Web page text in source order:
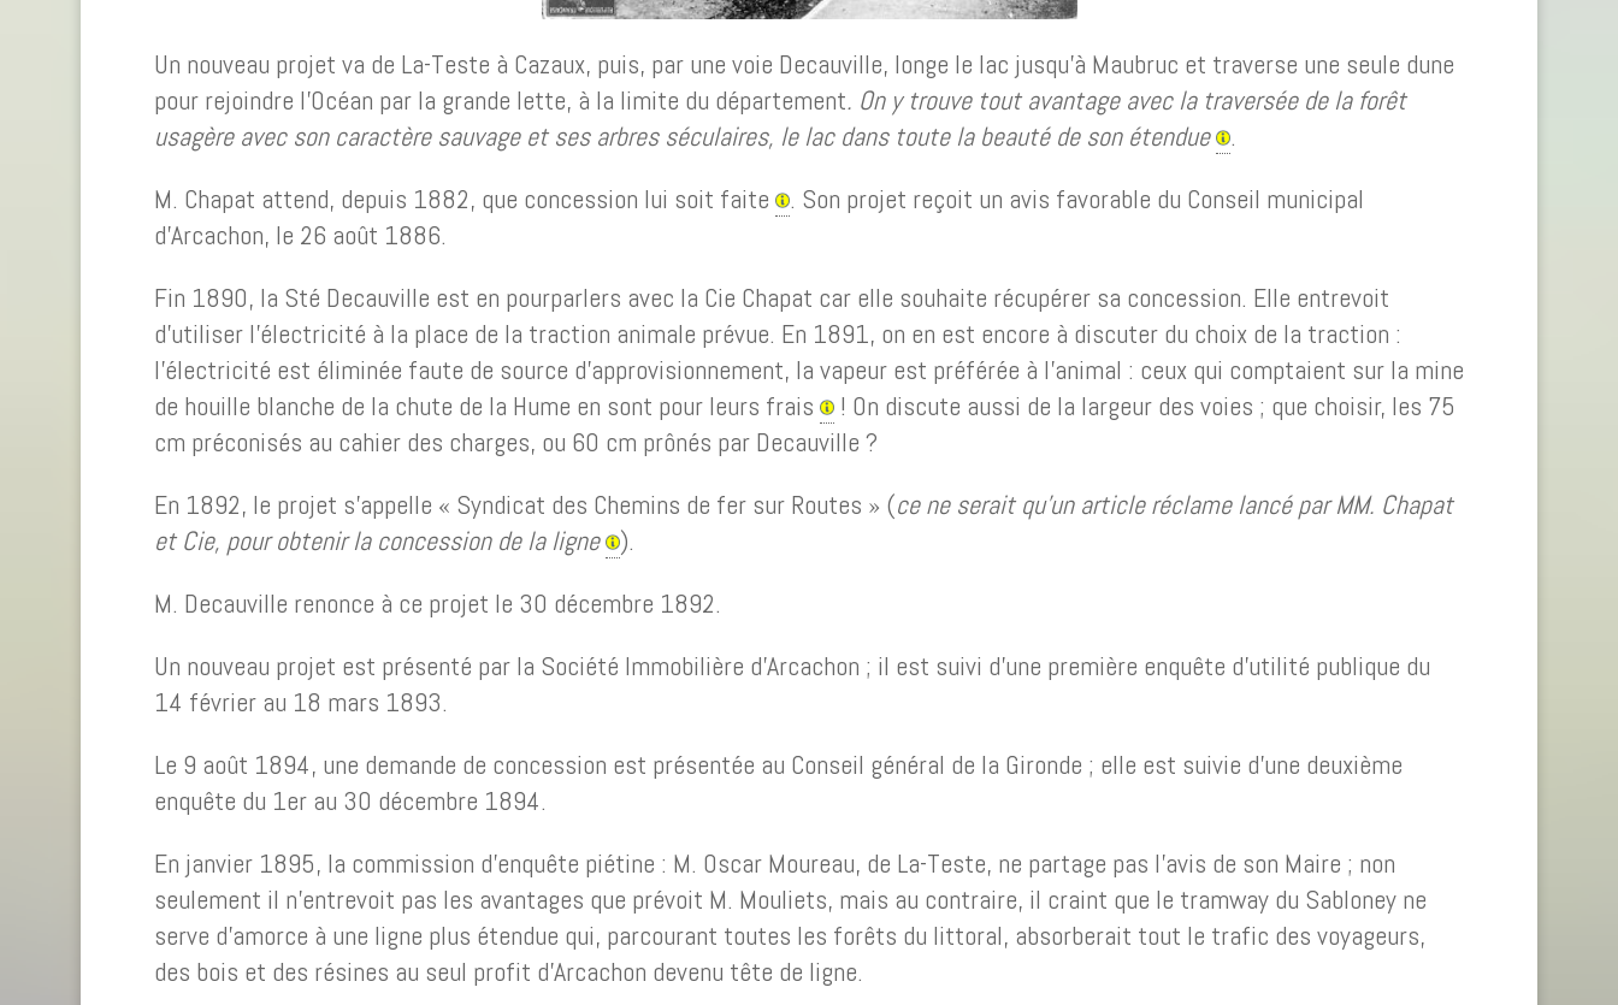
Un nouveau projet va de La-Teste à Cazaux, puis, par une voie Decauville, longe le lac jusqu’à Maubruc et traverse une seule dune
pour rejoindre l’Océan par la grande lette, à la limite du département. On y trouve tout avantage avec la traversée de la forêt
usagère avec son caractère sauvage et ses arbres séculaires, le lac dans toute la beauté de son étendue
.
M. Chapat attend, depuis 1882, que concession lui soit faite
. Son projet reçoit un avis favorable du Conseil municipal
d’Arcachon, le 26 août 1886.
Fin 1890, la Sté Decauville est en pourparlers avec la Cie Chapat car elle souhaite récupérer sa concession. Elle entrevoit
d’utiliser l’électricité à la place de la traction animale prévue. En 1891, on en est encore à discuter du choix de la traction :
l’électricité est éliminée faute de source d’approvisionnement, la vapeur est préférée à l’animal : ceux qui comptaient sur la mine
de houille blanche de la chute de la Hume en sont pour leurs frais
! On discute aussi de la largeur des voies ; que choisir, les 75
cm préconisés au cahier des charges, ou 60 cm prônés par Decauville ?
En 1892, le projet s’appelle « Syndicat des Chemins de fer sur Routes » (ce ne serait qu’un article réclame lancé par MM. Chapat
et Cie, pour obtenir la concession de la ligne
).
M. Decauville renonce à ce projet le 30 décembre 1892.
Un nouveau projet est présenté par la Société Immobilière d’Arcachon ; il est suivi d’une première enquête d’utilité publique du
14 février au 18 mars 1893.
Le 9 août 1894, une demande de concession est présentée au Conseil général de la Gironde ; elle est suivie d’une deuxième
enquête du 1er au 30 décembre 1894.
En janvier 1895, la commission d’enquête piétine : M. Oscar Moureau, de La-Teste, ne partage pas l’avis de son Maire ; non
seulement il n’entrevoit pas les avantages que prévoit M. Mouliets, mais au contraire, il craint que le tramway du Sabloney ne
serve d’amorce à une ligne plus étendue qui, parcourant toutes les forêts du littoral, absorberait tout le trafic des voyageurs,
des bois et des résines au seul profit d’Arcachon devenu tête de ligne.